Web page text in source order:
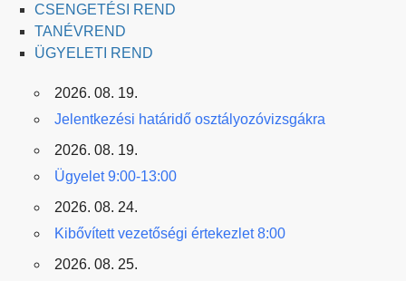
CSENGETÉSI REND
TANÉVREND
ÜGYELETI REND
2026. 08. 19.
Jelentkezési határidő osztályozóvizsgákra
2026. 08. 19.
Ügyelet 9:00-13:00
2026. 08. 24.
Kibővített vezetőségi értekezlet 8:00
2026. 08. 25.